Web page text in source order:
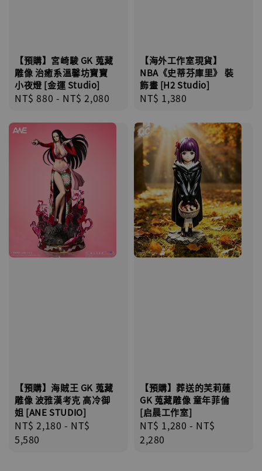
【預購】宮崎駿 GK 蒐藏
雕像 治癒系溫馨坊寶寶
小夜燈 [金運 Studio]
Regular
NT$ 880 - NT$ 2,080
【海外工作室現貨】
NBA《史蒂芬庫里》 裝
飾畫 [H2 Studio]
Regular
NT$ 1,380
【預購】海賊王 GK 蒐藏
雕像 波雅漢考克 高冷御
姐 [ANE STUDIO]
Regular
price
NT$ 2,180 - NT$
5,580
【預購】葬送的芙莉蓮
GK 蒐藏雕像 童年菲倫
[启晨工作室]
Regular
price
NT$ 1,280 - NT$
2,280